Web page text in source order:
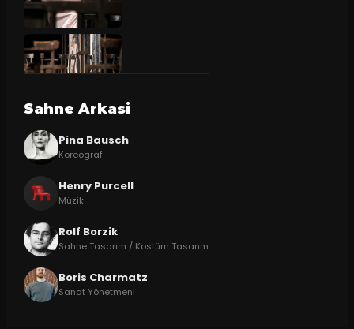
Sahne Arkasi
Pina Bausch
Koreograf
Henry Purcell
Müzik
Rolf Borzik
Sahne Tasarım / Kostüm Tasarım
Boris Charmatz
Sanat Yönetmeni